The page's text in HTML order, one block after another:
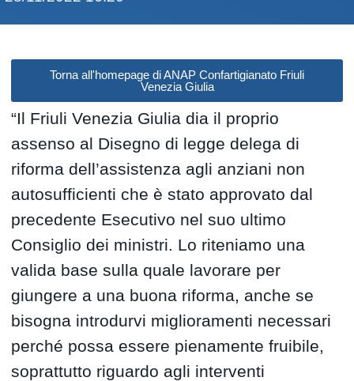
Torna all'homepage di ANAP Confartigianato Friuli
Venezia Giulia
“Il Friuli Venezia Giulia dia il proprio
assenso al Disegno di legge delega di
riforma dell’assistenza agli anziani non
autosufficienti che è stato approvato dal
precedente Esecutivo nel suo ultimo
Consiglio dei ministri. Lo riteniamo una
valida base sulla quale lavorare per
giungere a una buona riforma, anche se
bisogna introdurvi miglioramenti necessari
perché possa essere pienamente fruibile,
soprattutto riguardo agli interventi